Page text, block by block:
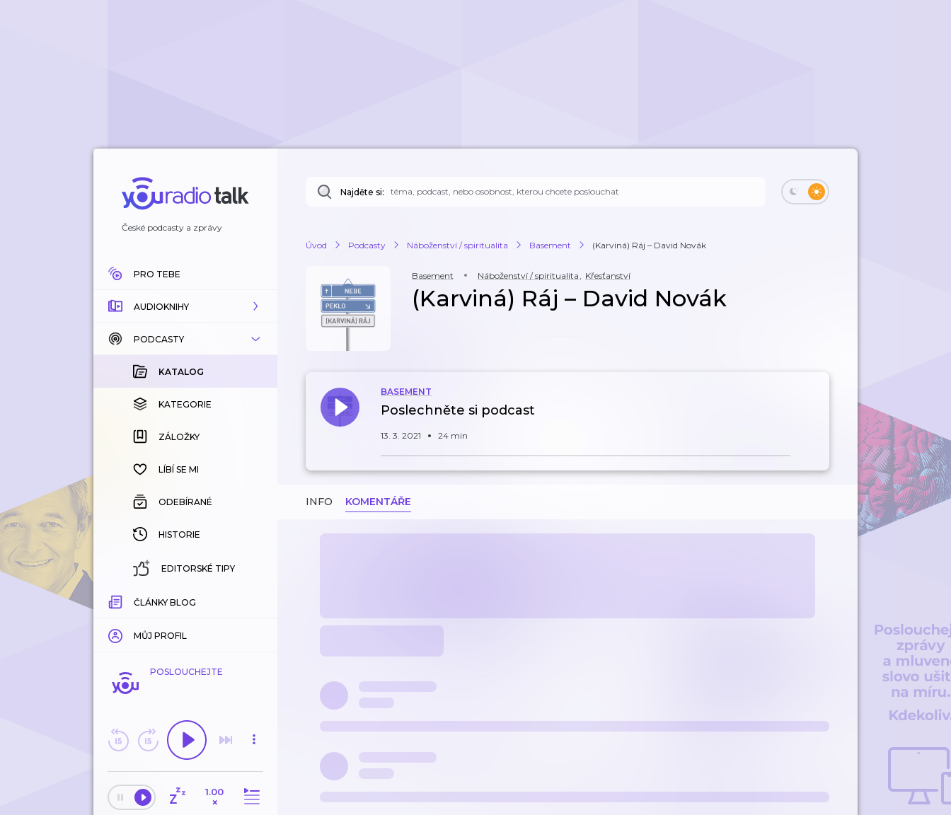
České podcasty a zprávy
PRO TEBE
AUDIOKNIHY
KATALOG
KOUPENÉ
KATEGORIE
ZÁLOŽKY
HISTORIE
PODCASTY
KATALOG
KATEGORIE
ZÁLOŽKY
LÍBÍ SE MI
ODEBÍRANÉ
HISTORIE
EDITORSKÉ TIPY
ČLÁNKY BLOG
MŮJ PROFIL
POSLOUCHEJTE
1.00
×
Najděte si:
Úvod Podcasty Náboženství / spiritualita Basement (Karviná) Ráj – David Novák
Basement Náboženství / spiritualita, Křesťanství
(Karviná) Ráj – David Novák
BASEMENT
Poslechněte si podcast
13. 3. 2021 24 min
INFO KOMENTÁŘE